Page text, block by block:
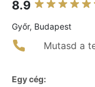
8.9
Győr, Budapest
Mutasd a
Egy cég: